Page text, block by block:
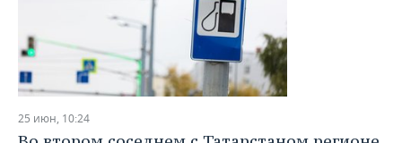
25 июн, 10:24